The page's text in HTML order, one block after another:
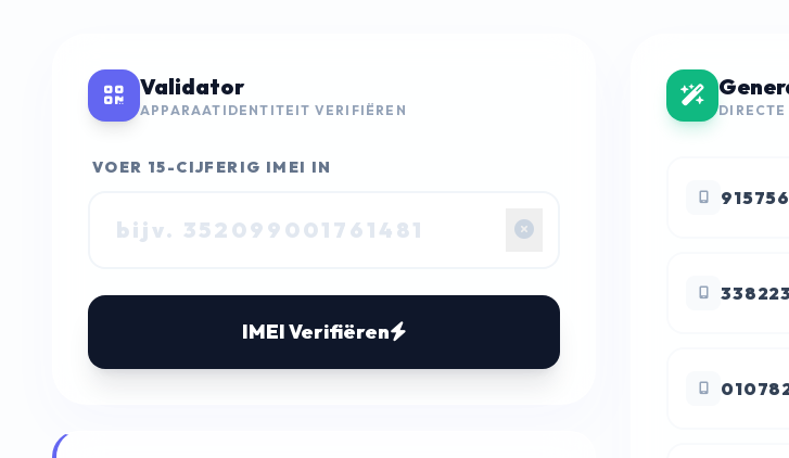
Validator
APPARAATIDENTITEIT VERIFIËREN
VOER 15-CIJFERIG IMEI IN
IMEI Verifiëren